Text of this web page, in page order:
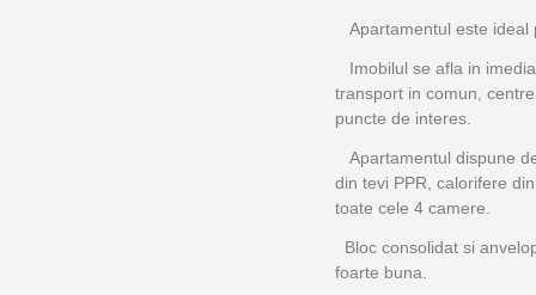
Apartamentul este ideal
Imobilul se afla in
transport in comun,
puncte de interes.
Apartamentul dispune
din tevi PPR, calorifere
toate cele 4 camere.
Bloc consolidat si
foarte buna.